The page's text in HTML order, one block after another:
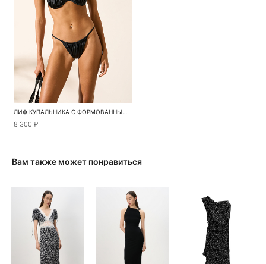
ЛИФ КУПАЛЬНИКА С ФОРМОВАННЫМИ ЧАШКАМИ
8 300 ₽
Вам также может понравиться